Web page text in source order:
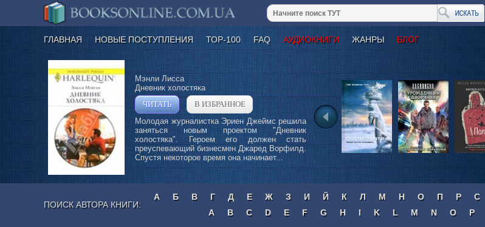
ГЛАВНАЯ НОВЫЕ ПОСТУПЛЕНИЯ ТОР-100 FAQ АУДИОКНИГИ ЖАНРЫ БЛОГ
Мэнли Лисса
Дневник холостяка
ЧИТАТЬ
В ИЗБРАННОЕ
Молодая журналистка Эриен Джеймс решила
заняться новым проектом "Дневник
холостяка". Героем его должен стать
преуспевающий бизнесмен Джаред Ворфилд.
Спустя некоторое время она начинает...
ПОИСК АВТОРА КНИГИ:
А Б В Г Д Е Ж З И Й К Л М Н О П Р С
A
B C D E F G H I K L M N O P